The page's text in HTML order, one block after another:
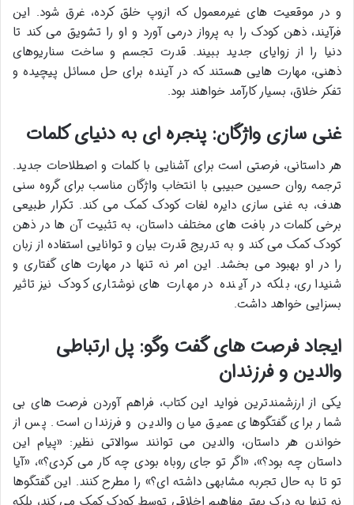
و در موقعیت های غیرمعمول که ازوپ خلق کرده، غرق شود. این
فرآیند، ذهن کودک را به پرواز درمی آورد و او را تشویق می کند تا
دنیا را از زوایای جدید ببیند. قدرت تجسم و ساخت سناریوهای
ذهنی، مهارت هایی هستند که در آینده برای حل مسائل پیچیده و
تفکر خلاق، بسیار کارآمد خواهند بود.
غنی سازی واژگان: پنجره ای به دنیای کلمات
هر داستانی، فرصتی است برای آشنایی با کلمات و اصطلاحات جدید.
ترجمه روان حسین حبیبی با انتخاب واژگان مناسب برای گروه سنی
هدف، به غنی سازی دایره لغات کودک کمک می کند. تکرار طبیعی
برخی کلمات در بافت های مختلف داستان، به تثبیت آن ها در ذهن
کودک کمک می کند و به تدریج قدرت بیان و توانایی استفاده از زبان
را در او بهبود می بخشد. این امر نه تنها در مهارت های گفتاری و
شنیداری، بلکه در آینده در مهارت های نوشتاری کودک نیز تاثیر
بسزایی خواهد داشت.
ایجاد فرصت های گفت وگو: پل ارتباطی
والدین و فرزندان
یکی از ارزشمندترین فواید این کتاب، فراهم آوردن فرصت های بی
شمار برای گفتگوهای عمیق میان والدین و فرزندان است. پس از
خواندن هر داستان، والدین می توانند سوالاتی نظیر: «پیام این
داستان چه بود؟»، «اگر تو جای روباه بودی چه کار می کردی؟»، «آیا
تو تا به حال تجربه مشابهی داشته ای؟» را مطرح کنند. این گفتگوها